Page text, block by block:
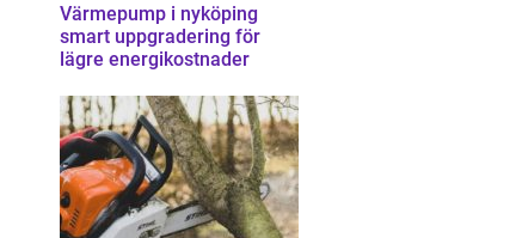
Värmepump i nyköping
smart uppgradering för
lägre energikostnader